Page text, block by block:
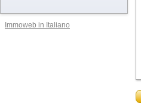
Immoweb in Italiano